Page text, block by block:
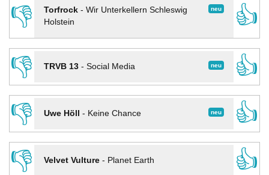
👎
neu
Torfrock- Wir Unterkellern Schleswig
Holstein
👍
👎
neu
TRVB 13- Social Media
👍
👎
neu
Uwe Höll - Keine Chance
👍
👎
Velvet Vulture- Planet Earth
👍